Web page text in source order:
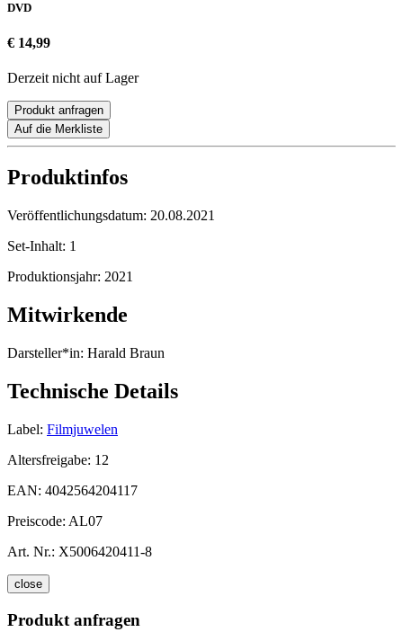
DVD
€ 14,99
Derzeit nicht auf Lager
Produkt anfragen
Auf die Merkliste
Produktinfos
Veröffentlichungsdatum: 20.08.2021
Set-Inhalt: 1
Produktionsjahr: 2021
Mitwirkende
Darsteller*in: Harald Braun
Technische Details
Label: Filmjuwelen
Altersfreigabe: 12
EAN: 4042564204117
Preiscode: AL07
Art. Nr.: X5006420411-8
close
Produkt anfragen